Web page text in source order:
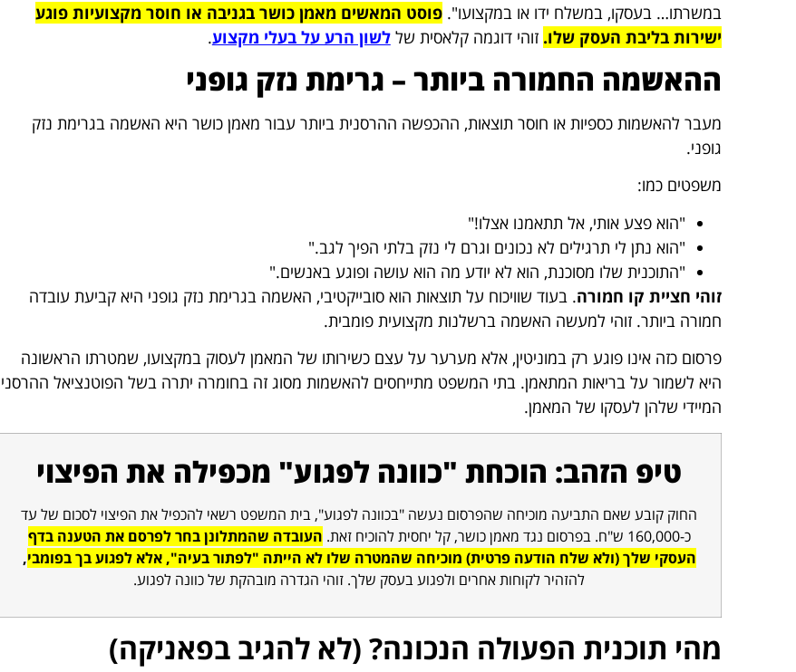
במשרתו… בעסקו, במשלח ידו או במקצועו".פוסט המאשים מאמן כושר בגניבה או חוסר מקצועיות פוגע
ישירות בליבת העסק שלו. זוהי דוגמה קלאסית שללשון הרע על בעלי מקצוע.
ההאשמה החמורה ביותר – גרימת נזק גופני
מעבר להאשמות כספיות או חוסר תוצאות, ההכפשה ההרסנית ביותר עבור מאמן כושר היא האשמה בגרימת נזק
גופני.
משפטים כמו:
"הוא פצע אותי, אל תתאמנו אצלו!"
"הוא נתן לי תרגילים לא נכונים וגרם לי נזק בלתי הפיך לגב."
"התוכנית שלו מסוכנת, הוא לא יודע מה הוא עושה ופוגע באנשים."
זוהי חציית קו חמורה. בעוד שוויכוח על תוצאות הוא סובייקטיבי, האשמה בגרימת נזק גופני היא קביעת עובדה
חמורה ביותר. זוהי למעשה האשמה ברשלנות מקצועית פומבית.
פרסום כזה אינו פוגע רק במוניטין, אלא מערער על עצם כשירותו של המאמן לעסוק במקצועו, שמטרתו הראשונה
היא לשמור על בריאות המתאמן. בתי המשפט מתייחסים להאשמות מסוג זה בחומרה יתרה בשל הפוטנציאל ההרסני
המיידי שלהן לעסקו של המאמן.
טיפ הזהב: הוכחת "כוונה לפגוע" מכפילה את הפיצוי
החוק קובע שאם התביעה מוכיחה שהפרסום נעשה "בכוונה לפגוע", בית המשפט רשאי להכפיל את הפיצוי לסכום של עד
כ-160,000 ש"ח. בפרסום נגד מאמן כושר, קל יחסית להוכיח זאת.
העובדה שהמתלונן בחר לפרסם את הטענה בדף
העסקי שלך (ולא שלח הודעה פרטית) מוכיחה שהמטרה שלו לא הייתה "לפתור בעיה", אלא לפגוע בך בפומבי,
להזהיר לקוחות אחרים ולפגוע בעסק שלך. זוהי הגדרה מובהקת של כוונה לפגוע.
מהי תוכנית הפעולה הנכונה? (לא להגיב בפאניקה)